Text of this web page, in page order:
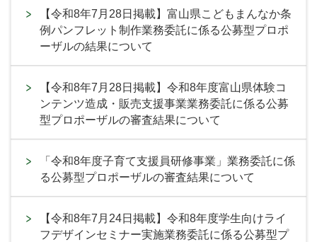
【令和8年7月28日掲載】富山県こどもまんなか条
例パンフレット制作業務委託に係る公募型プロポ
ーザルの結果について
【令和8年7月28日掲載】令和8年度富山県体験コ
ンテンツ造成・販売支援事業業務委託に係る公募
型プロポーザルの審査結果について
「令和8年度子育て支援員研修事業」業務委託に係
る公募型プロポーザルの審査結果について
【令和8年7月24日掲載】令和8年度学生向けライ
フデザインセミナー実施業務委託に係る公募型プ